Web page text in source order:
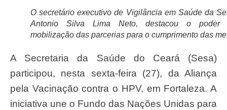
O secretário executivo de Vigilância em Saúde da
Antonio Silva Lima Neto, destacou o poder
mobilização das parcerias para o cumprimento das
A Secretaria da Saúde do Ceará (Sesa)
participou, nesta sexta-feira (27), da Aliança
pela Vacinação contra o HPV, em Fortaleza. A
iniciativa une o Fundo das Nações Unidas para